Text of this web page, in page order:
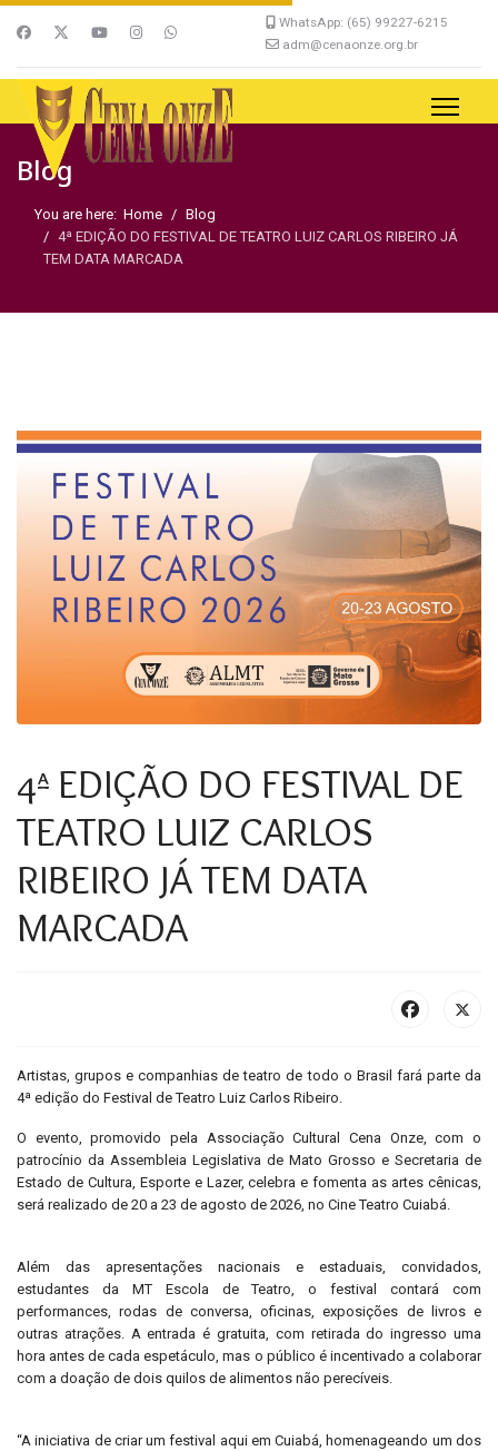
WhatsApp: (65) 99227-6215
adm@cenaonze.org.br
Blog
You are here: Home
Blog
4ª EDIÇÃO DO FESTIVAL DE TEATRO LUIZ CARLOS RIBEIRO JÁ
TEM DATA MARCADA
4ª EDIÇÃO DO FESTIVAL DE
TEATRO LUIZ CARLOS
RIBEIRO JÁ TEM DATA
MARCADA
Artistas, grupos e companhias de teatro de todo o Brasil fará parte da
4ª edição do Festival de Teatro Luiz Carlos Ribeiro.
O evento, promovido pela Associação Cultural Cena Onze, com o
patrocínio da Assembleia Legislativa de Mato Grosso e Secretaria de
Estado de Cultura, Esporte e Lazer, celebra e fomenta as artes cênicas,
será realizado de 20 a 23 de agosto de 2026, no Cine Teatro Cuiabá.
Além das apresentações nacionais e estaduais, convidados,
estudantes da MT Escola de Teatro, o festival contará com
performances, rodas de conversa, oficinas, exposições de livros e
outras atrações. A entrada é gratuita, com retirada do ingresso uma
hora antes de cada espetáculo, mas o público é incentivado a colaborar
com a doação de dois quilos de alimentos não perecíveis.
“A iniciativa de criar um festival aqui em Cuiabá, homenageando um dos